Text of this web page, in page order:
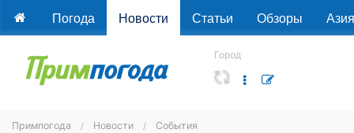
Погода Новости Статьи Обзоры Азия
Город
Примпогода Новости События